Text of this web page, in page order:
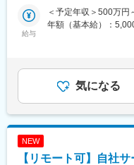
等、将来へ向けた新
が担う役割は今後ま
患者や医療従事者の
えています。
★年休129日×土日祝
方◎
整形外科向けの人工
域（椎弓形成術に用
グ業務のサポートを
平均週3件ほど、立会
給与
＜予定年収＞500万円
年額（基本給）：
収額に含まず）：年2
（0～100万円/半期）
通じて上下する可能
表記です。
気になる
NEW
【リモート可】自社